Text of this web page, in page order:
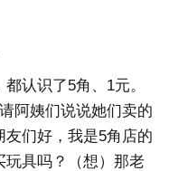
认识了5角、1元。
阿姨们说说她们卖的
们好，我是5角店的
具吗？（想）那老